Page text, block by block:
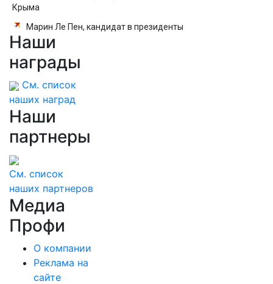
Крыма
Марин Ле Пен, кандидат в президенты
Франции: биография, личная жизнь, как
выборы президента Франции 2027, последние
Наши
награды
См. список
наших наград
Наши
партнеры
См. список
наших партнеров
Медиа
Профи
О компании
Реклама на
сайте